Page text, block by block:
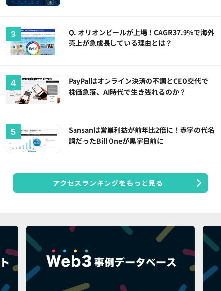
Q. オリオンビールが上場！CAGR37.9%で海外
売上が急成長している理由とは？
PayPalはオンライン決済の不調とCEO交代で
株価急落、AI時代で生き残れるのか？
Sansanは営業利益が前年比2倍に！赤字の代名
詞だったBill Oneが黒字目前に
アクセスランキングをもっと見る